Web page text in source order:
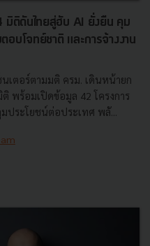
ติดันไทยสู่ฮับ AI ยั่งยืน คุม
อบโจทย์ชาติ และการจ้างงาน
เตอร์ตามมติ ครม. เดินหน้ายก
พร้อมเปิดข้อมูล 42 โครงการ
ประโยชน์ต่อประเทศ พลั...